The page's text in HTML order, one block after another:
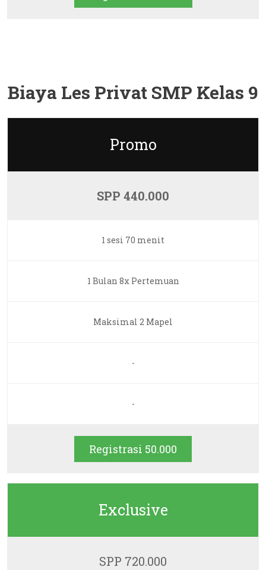
Biaya Les Privat SMP Kelas 9
Promo
SPP 440.000
1 sesi 70 menit
1 Bulan 8x Pertemuan
Maksimal 2 Mapel
-
-
Registrasi 50.000
Exclusive
SPP 720.000